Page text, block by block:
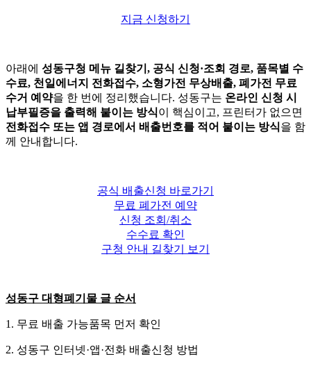
지금 신청하기
아래에 성동구청 메뉴 길찾기, 공식 신청·조회 경로, 품목별 수
수료, 천일에너지 전화접수, 소형가전 무상배출, 폐가전 무료
수거 예약을 한 번에 정리했습니다. 성동구는 온라인 신청 시
납부필증을 출력해 붙이는 방식이 핵심이고, 프린터가 없으면
전화접수 또는 앱 경로에서 배출번호를 적어 붙이는 방식을 함
께 안내합니다.
공식 배출신청 바로가기
무료 폐가전 예약
신청 조회/취소
수수료 확인
구청 안내 길찾기 보기
성동구 대형폐기물 글 순서
1. 무료 배출 가능품목 먼저 확인
2. 성동구 인터넷·앱·전화 배출신청 방법